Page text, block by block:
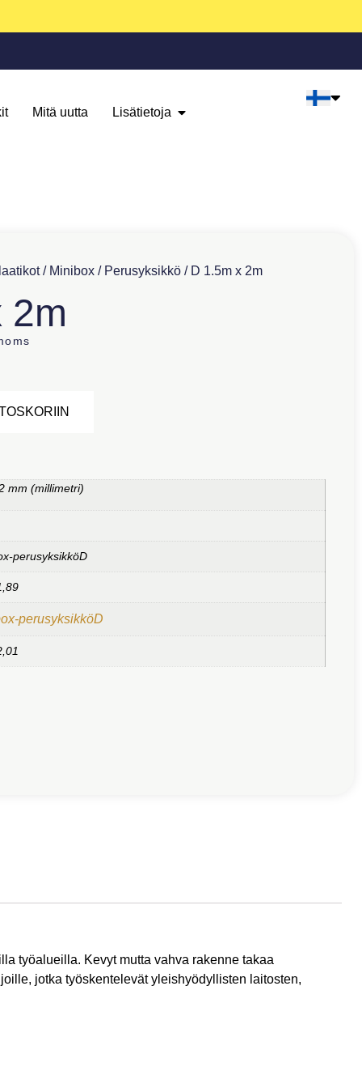
Mitä uutta Lisätietoja
/ Minibox / Perusyksikkö / D 1.5m x 2m
2m
mm (millimetri)
perusyksikköD
perusyksikköD
työalueilla. Kevyt mutta vahva rakenne takaa
jotka työskentelevät yleishyödyllisten laitosten,